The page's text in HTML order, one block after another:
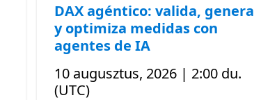
DAX agéntico: valida, genera
y optimiza medidas con
agentes de IA
10 augusztus, 2026 | 2:00 du.
(UTC)